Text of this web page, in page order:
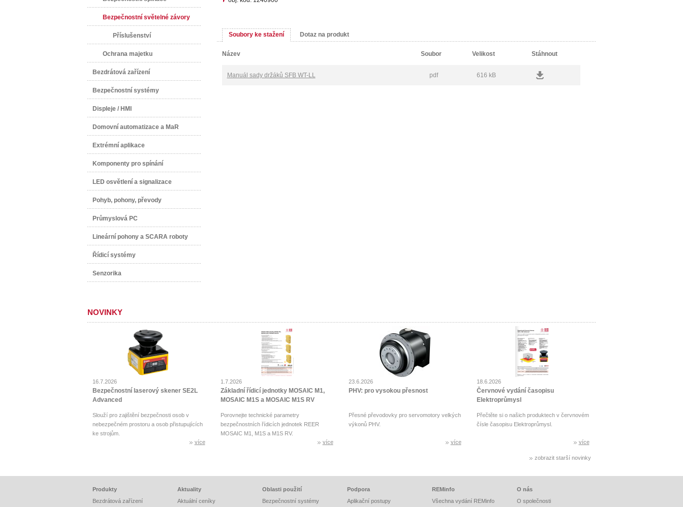
Bezpečnostní světelné závory
Příslušenství
Ochrana majetku
Bezdrátová zařízení
Bezpečnostní systémy
Displeje / HMI
Domovní automatizace a MaR
Extrémní aplikace
Komponenty pro spínání
LED osvětlení a signalizace
Pohyb, pohony, převody
Průmyslová PC
Lineární pohony a SCARA roboty
Řídicí systémy
Senzorika
Soubory ke stažení Dotaz na produkt
Název Soubor Velikost Stáhnout
Manuál sady držáků SFB WT-LL pdf 616 kB
NOVINKY
16.7.2026
Bezpečnostní laserový skener SE2L
Advanced
Slouží pro zajištění bezpečnosti osob v
nebezpečném prostoru a osob přistupujících
ke strojům.
více
1.7.2026
Základní řídicí jednotky MOSAIC M1,
MOSAIC M1S a MOSAIC M1S RV
Porovnejte technické parametry
bezpečnostních řídicích jednotek REER
MOSAIC M1, M1S a M1S RV.
více
23.6.2026
PHV: pro vysokou přesnost
Přesné převodovky pro servomotory velkých
výkonů PHV.
více
18.6.2026
Červnové vydání časopisu
Elektroprůmysl
Přečtěte si o našich produktech v červnovém
čísle časopisu Elektroprůmysl.
více
zobrazit starší novinky
Produkty
Bezdrátová zařízení
Aktuality
Aktuální ceníky
Oblasti použití
Bezpečnostní systémy
Podpora
Aplikační postupy
REMinfo
Všechna vydání REMinfo
O nás
O společnosti